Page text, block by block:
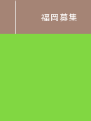
福岡募集